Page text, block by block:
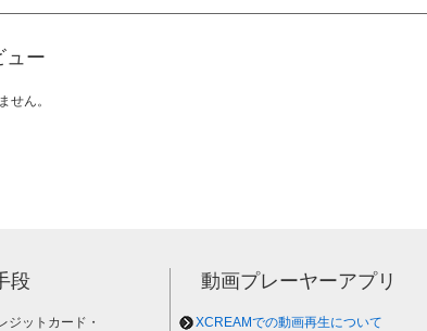
ュー
せん。
段
ジットカード・
動画プレーヤーアプリ
XCREAMでの動画再生について